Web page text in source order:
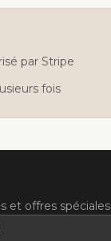
par Stripe
fois
et offres spéciales